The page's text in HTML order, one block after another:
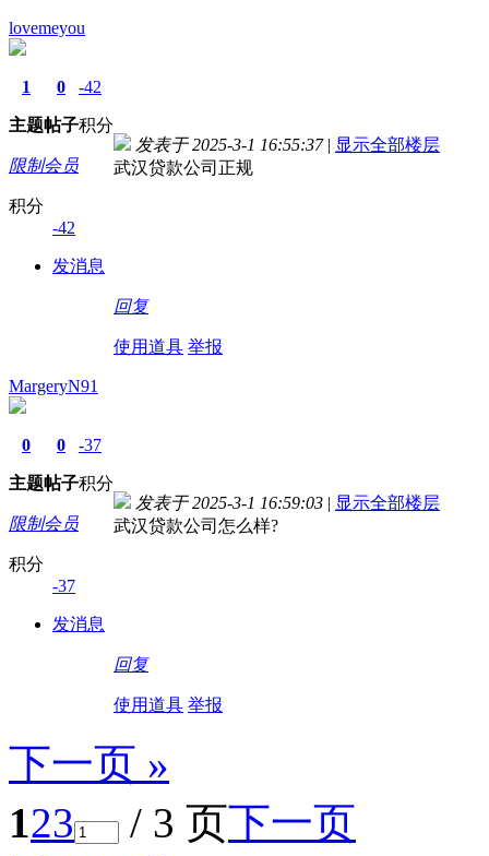
lovemeyou
1
主题
0
帖子
-42
积分
限制会员
积分
-42
发消息
发表于 2025-3-1 16:55:37 | 显示全部楼层
武汉贷款公司正规
回复
使用道具 举报
MargeryN91
0
主题
0
帖子
-37
积分
限制会员
积分
-37
发消息
发表于 2025-3-1 16:59:03 | 显示全部楼层
武汉贷款公司怎么样?
回复
使用道具 举报
下一页 »
123 / 3 页下一页